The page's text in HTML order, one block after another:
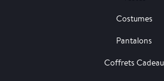
Costumes
Pantalons
Coffrets Cadeau